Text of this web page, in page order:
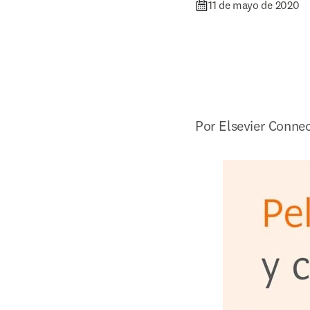
11 de mayo de 2020
Por Elsevier